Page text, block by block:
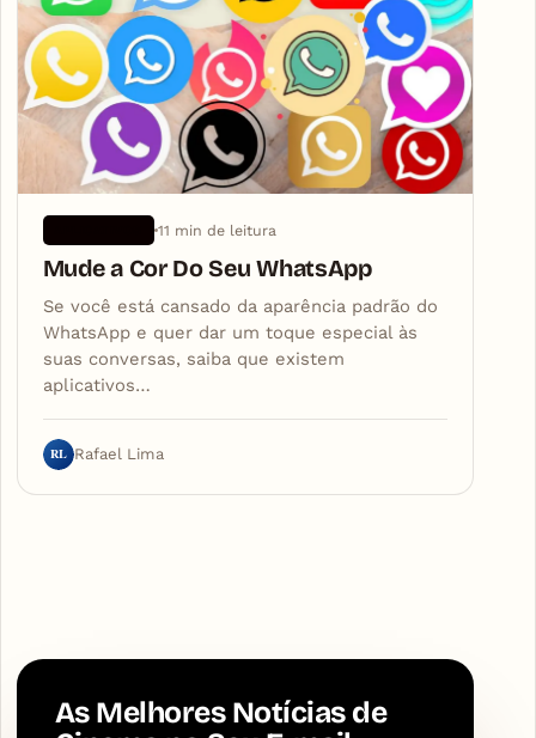
11 min de leitura
Mude a Cor Do Seu WhatsApp
Se você está cansado da aparência padrão do
WhatsApp e quer dar um toque especial às
suas conversas, saiba que existem
aplicativos…
RL Rafael Lima
As Melhores Notícias de